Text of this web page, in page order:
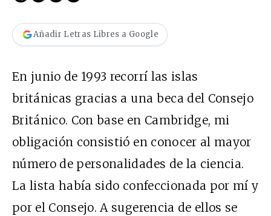
Añadir Letras Libres a Google
En junio de 1993 recorrí las islas
británicas gracias a una beca del Consejo
Británico. Con base en Cambridge, mi
obligación consistió en conocer al mayor
número de personalidades de la ciencia.
La lista había sido confeccionada por mí y
por el Consejo. A sugerencia de ellos se